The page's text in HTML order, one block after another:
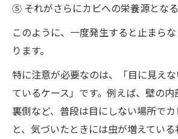
⑤ それがさらにカビへの栄養源となる
このように、一度発生すると止まら
ります。
特に注意が必要なのは、「目に見え
ているケース」です。例えば、壁の
裏側など、普段は目にしない場所で
と、気づいたときには虫が増えている